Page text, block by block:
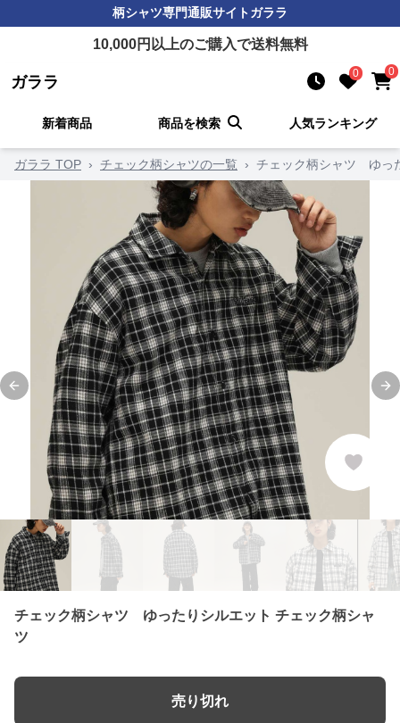
柄シャツ専門通販サイトガララ
10,000円以上のご購入で送料無料
ガララ 0 0
新着商品 商品を検索 人気ランキング
ガララ TOP › チェック柄シャツの一覧 › チェック柄シャツ ゆっ
Previous slide
チェック柄シャツ ゆったりシルエット チェック柄シャ
ツ
売り切れ